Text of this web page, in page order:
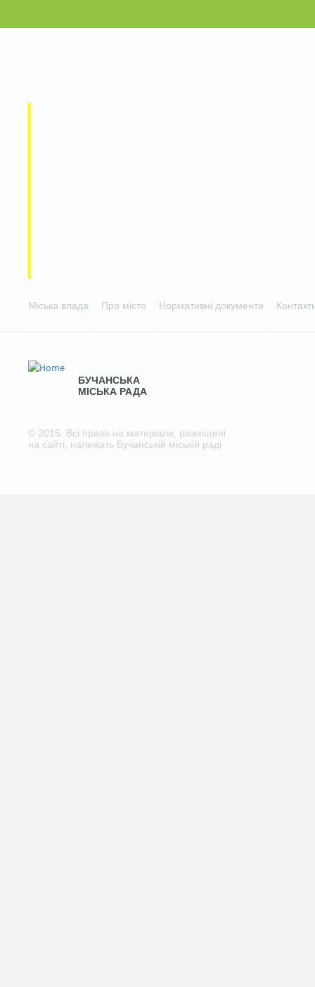
Міська влада Про місто Нормативні документи
БУЧАНСЬКА
МІСЬКА РАДА
© 2015. Всі права на матеріали, розміщені
на сайті, належать Бучанській міській раді